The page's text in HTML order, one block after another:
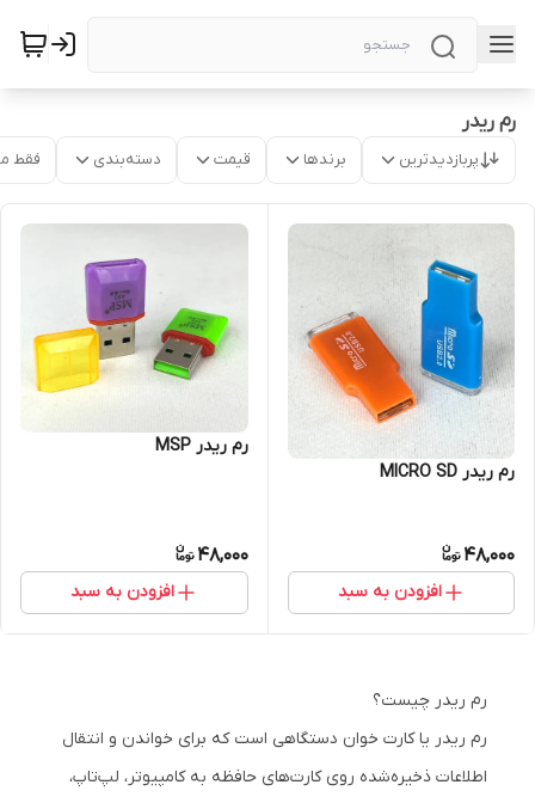
رم ریدر
پربازدیدترین برندها قیمت دسته‌بندی فقط
رم ریدر MICRO SD
48,000
افزودن به سبد
رم ریدر MSP
48,000
افزودن به سبد
رم ریدر چیست؟
رم ریدر یا کارت خوان دستگاهی است که برای خواندن و انتقال
اطلاعات ذخیره‌شده روی کارت‌های حافظه به کامپیوتر، لپ‌تاپ،